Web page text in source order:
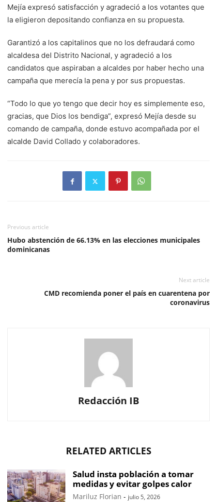
Mejía expresó satisfacción y agradeció a los votantes que
la eligieron depositando confianza en su propuesta.
Garantizó a los capitalinos que no los defraudará como
alcaldesa del Distrito Nacional, y agradeció a los
candidatos que aspiraban a alcaldes por haber hecho una
campaña que merecía la pena y por sus propuestas.
“Todo lo que yo tengo que decir hoy es simplemente eso,
gracias, que Dios los bendiga”, expresó Mejía desde su
comando de campaña, donde estuvo acompañada por el
alcalde David Collado y colaboradores.
Previous article
Hubo abstención de 66.13% en las elecciones municipales
dominicanas
Next article
CMD recomienda poner el país en cuarentena por
coronavirus
Redacción IB
RELATED ARTICLES
Salud insta población a tomar
medidas y evitar golpes calor
Mariluz Florian - julio 5, 2026